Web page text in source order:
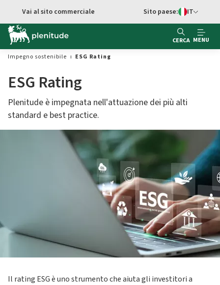
Vai al contenuto principale
Vai al sito commerciale
Switch di
Sito paese: IT
CERCA MENU
Impegno sostenibile
ESG Rating
ESG Rating
Plenitude è impegnata nell'attuazione dei più alti
standard e best practice.
Il rating ESG è uno strumento che aiuta gli investitori a